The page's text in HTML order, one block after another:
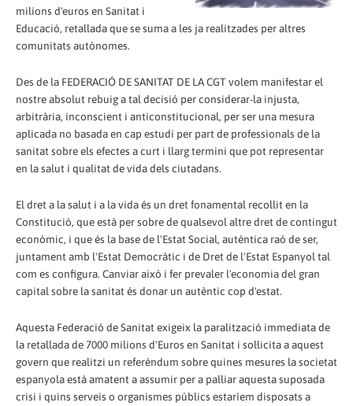
milions d'euros en Sanitat i
Educació, retallada que se suma a les ja realitzades per altres
comunitats autònomes.
Des de la FEDERACIÓ DE SANITAT DE LA CGT volem manifestar el
nostre absolut rebuig a tal decisió per considerar-la injusta,
arbitrària, inconscient i anticonstitucional, per ser una mesura
aplicada no basada en cap estudi per part de professionals de la
sanitat sobre els efectes a curt i llarg termini que pot representar
en la salut i qualitat de vida dels ciutadans.
El dret a la salut i a la vida és un dret fonamental recollit en la
Constitució, que està per sobre de qualsevol altre dret de contingut
econòmic, i que és la base de l'Estat Social, autèntica raó de ser,
juntament amb l'Estat Democràtic i de Dret de l'Estat Espanyol tal
com es configura. Canviar això i fer prevaler l'economia del gran
capital sobre la sanitat és donar un autèntic cop d'estat.
Aquesta Federació de Sanitat exigeix la paralització immediata de
la retallada de 7000 milions d'Euros en Sanitat i sol·licita a aquest
govern que realitzi un referèndum sobre quines mesures la societat
espanyola està amatent a assumir per a pal·liar aquesta suposada
crisi i quins serveis o organismes públics estaríem disposats a